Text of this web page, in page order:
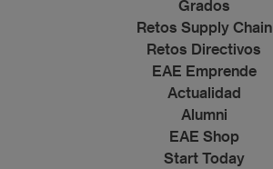
Grados
Retos Supply Chain
Retos Directivos
EAE Emprende
Actualidad
Alumni
EAE Shop
Start Today